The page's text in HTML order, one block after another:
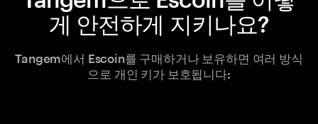
게 안전하게 지키나요?
Tangem에서 Escoin를 구매하거나 보유하면 여러 방식
으로 개인 키가 보호됩니다: